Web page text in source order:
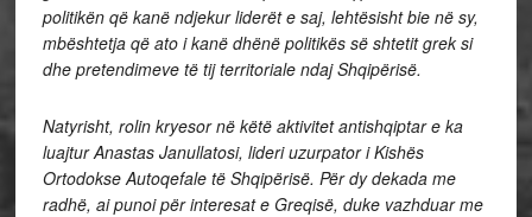
politikën që kanë ndjekur liderët e saj, lehtësisht bie në sy,
mbështetja që ato i kanë dhënë politikës së shtetit grek si
dhe pretendimeve të tij territoriale ndaj Shqipërisë.
Natyrisht, rolin kryesor në këtë aktivitet antishqiptar e ka
luajtur Anastas Janullatosi, lideri uzurpator i Kishës
Ortodokse Autoqefale të Shqipërisë. Për dy dekada me
radhë, ai punoi për interesat e Greqisë, duke vazhduar me